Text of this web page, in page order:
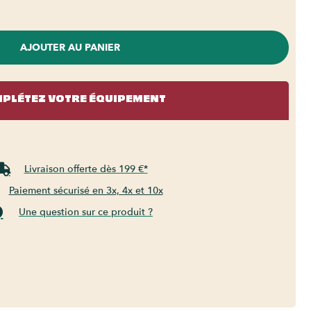
AJOUTER AU PANIER
VOTRE ÉQUIPEMENT
Livraison offerte dès 199 €*
Paiement sécurisé en 3x, 4x et 10x
Une question sur ce produit ?